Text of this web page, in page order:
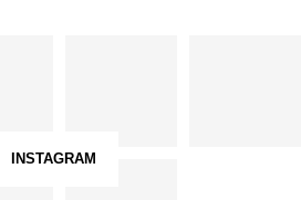
INSTAGRAM